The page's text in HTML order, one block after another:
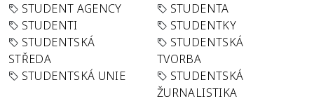
STUDENT AGENCY
STUDENTA
STUDENTI
STUDENTKY
STUDENTSKÁ
STŘEDA
STUDENTSKÁ
TVORBA
STUDENTSKÁ UNIE
STUDENTSKÁ
ŽURNALISTIKA